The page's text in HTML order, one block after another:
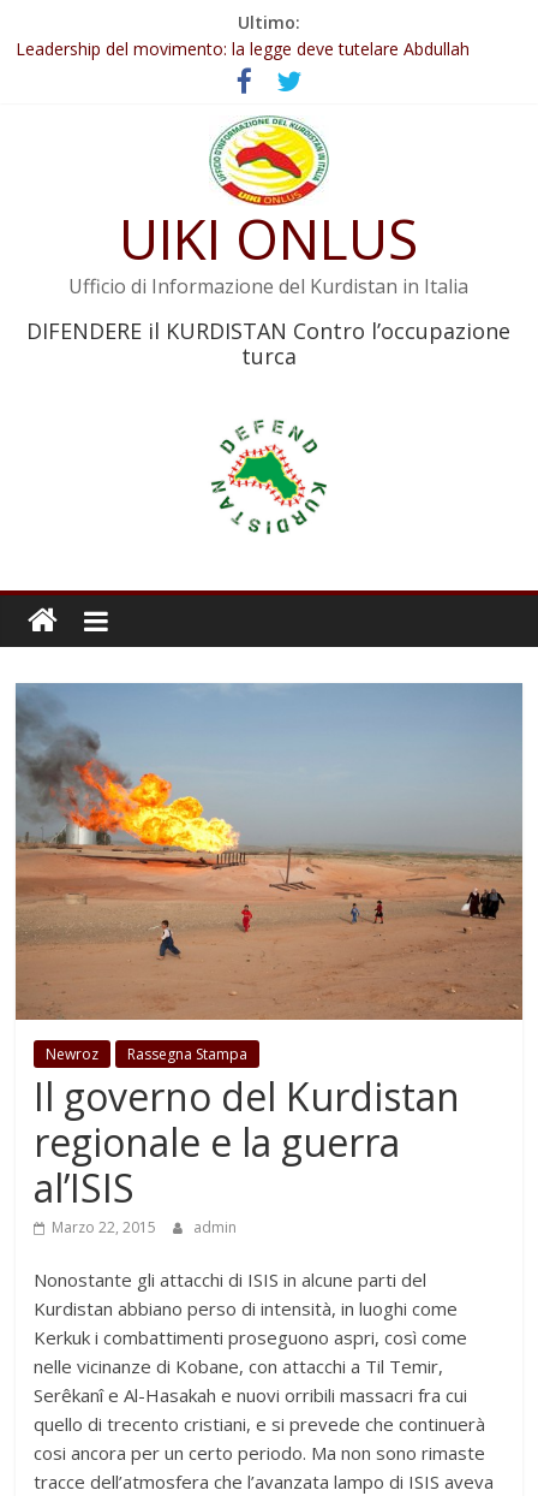
Ultimo:
Abdullah Öcalan: Le legge negativa deve essere trasformata in
legge positiva
Leadership del movimento: la legge deve tutelare Abdullah
Commissione donne del KNK: Şengal è di nuovo sotto minaccia
Non tenere conto della situazione di Rêber Apo ostacolerebbe
Il KNK chiede un’azione internazionale contro i crimini di guerra
UIKI ONLUS
Ufficio di Informazione del Kurdistan in Italia
DIFENDERE il KURDISTAN Contro l’occupazione
turca
Newroz Rassegna Stampa
Il governo del Kurdistan
regionale e la guerra
al’ISIS
Marzo 22, 2015 admin
​Nonostante gli attacchi di ISIS in alcune parti del
Kurdistan abbiano perso di intensità, in luoghi come
Kerkuk i combattimenti proseguono aspri, così come
nelle vicinanze di Kobane, con attacchi a Til Temir,
Serêkanî e Al-Hasakah e nuovi orribili massacri fra cui
quello di trecento cristiani, e si prevede che continuerà
cosi ancora per un certo periodo. Ma non sono rimaste
tracce dell’atmosfera che l’avanzata lampo di ISIS aveva